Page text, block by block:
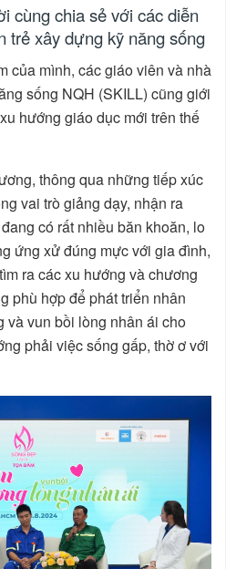
cùng chia sẻ với các diễn
trẻ xây dựng kỹ năng sống
của mình, các giáo viên và nhà
sống NQH (SKILL) cũng giới
hướng giáo dục mới trên thế
thông qua những tiếp xúc
vai trò giảng dạy, nhận ra
có rất nhiều băn khoăn, lo
ứng xử đúng mực với gia đình,
ra các xu hướng và chương
phù hợp để phát triển nhân
và vun bồi lòng nhân ái cho
phải việc sống gấp, thờ ơ với